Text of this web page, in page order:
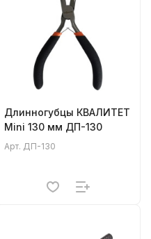
Длинногубцы КВАЛИТЕТ
Mini 130 мм ДП-130
Арт. ДП-130